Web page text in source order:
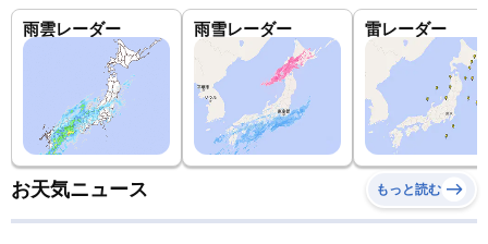
雨雲レーダー 雨雪レーダー 雷レーダー
お天気ニュース もっと読む